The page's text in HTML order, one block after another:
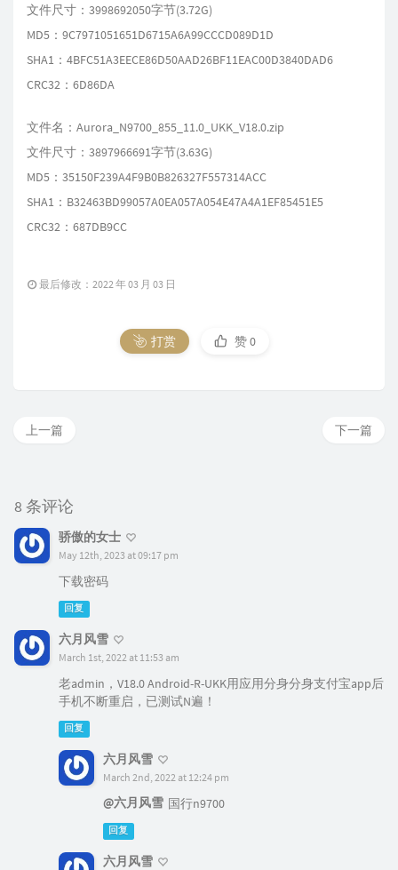
文件尺寸：3998692050字节(3.72G)
MD5：9C7971051651D6715A6A99CCCD089D1D
SHA1：4BFC51A3EECE86D50AAD26BF11EAC00D3840DAD6
CRC32：6D86DA
文件名：Aurora_N9700_855_11.0_UKK_V18.0.zip
文件尺寸：3897966691字节(3.63G)
MD5：35150F239A4F9B0B826327F557314ACC
SHA1：B32463BD99057A0EA057A054E47A4A1EF85451E5
CRC32：687DB9CC
最后修改：2022 年 03 月 03 日
打赏 赞0
下一篇
上一篇
8 条评论
骄傲的女士
May 12th, 2023 at 09:17 pm
下载密码
回复
六月风雪
March 1st, 2022 at 11:53 am
老admin，V18.0 Android-R-UKK用应用分身分身支付宝app后
手机不断重启，已测试N遍！
回复
六月风雪
March 2nd, 2022 at 12:24 pm
@六月风雪 国行n9700
回复
六月风雪